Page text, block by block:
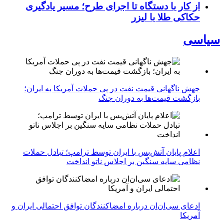
از کار با دستگاه تا اجرای طرح؛ مسیر یادگیری
حکاکی طلا با لیزر
سیاسی
جهش ناگهانی قیمت نفت در پی حملات آمریکا به ایران؛
بازگشت قیمت‌ها به دوران جنگ
اعلام پایان آتش‌بس با ایران توسط ترامپ؛ تبادل حملات
نظامی سایه سنگین بر اجلاس ناتو انداخت
ادعای سی‌ان‌ان درباره امضاکنندگان توافق احتمالی ایران و
آمریکا